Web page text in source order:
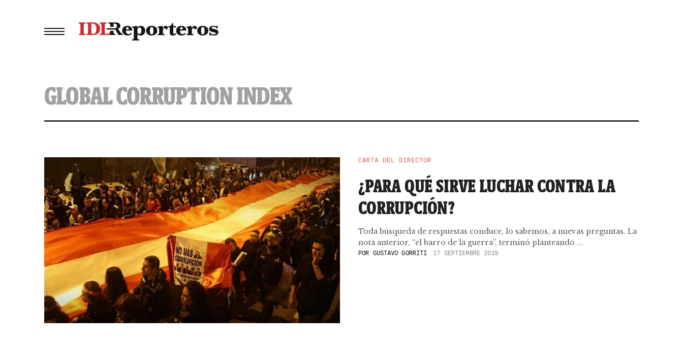
GLOBAL CORRUPTION INDEX
CARTA DEL DIRECTOR
¿PARA QUÉ SIRVE LUCHAR CONTRA LA
CORRUPCIÓN?
Toda búsqueda de respuestas conduce, lo sabemos, a nuevas preguntas. La
nota anterior, “el barro de la guerra”, terminó planteando ...
POR GUSTAVO GORRITI 17 SEPTIEMBRE 2019